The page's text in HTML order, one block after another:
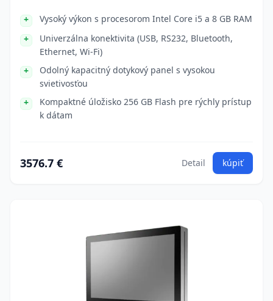
Vysoký výkon s procesorom Intel Core i5 a 8 GB RAM
Univerzálna konektivita (USB, RS232, Bluetooth,
Ethernet, Wi-Fi)
Odolný kapacitný dotykový panel s vysokou
svietivosťou
Kompaktné úložisko 256 GB Flash pre rýchly prístup
k dátam
3576.7 € Detail kúpiť